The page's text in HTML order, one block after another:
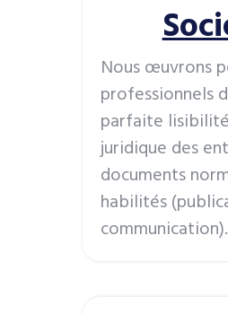
Nous œuvrons
professionnels
parfaite
juridique des
documents
habilités
communication).